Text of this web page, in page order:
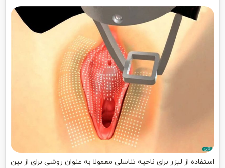
استفاده از لیزر برای ناحیه تناسلی معمولا به عنوان روشی برای از بین